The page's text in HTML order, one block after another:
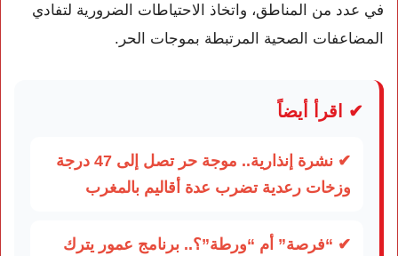
في عدد من المناطق، واتخاذ الاحتياطات الضرورية لتفادي
المضاعفات الصحية المرتبطة بموجات الحر.
✔ اقرأ أيضاً
✔ نشرة إنذارية.. موجة حر تصل إلى 47 درجة
وزخات رعدية تضرب عدة أقاليم بالمغرب
✔ “فرصة” أم “ورطة”؟.. برنامج عمور يترك